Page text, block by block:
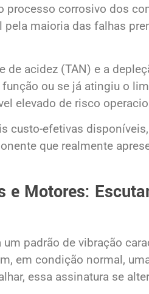
processo corrosivo dos
maioria das falhas
de acidez (TAN) e a
ou se já atingiu o
elevado de risco
custo-efetivas
que realmente
e Motores:
padrão de vibração
em condição normal,
essa assinatura se